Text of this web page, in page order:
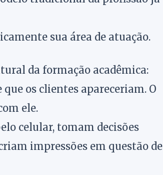
sua área de atuação.
da formação acadêmica:
os clientes apareceriam. O
ele.
celular, tomam decisões
impressões em questão de